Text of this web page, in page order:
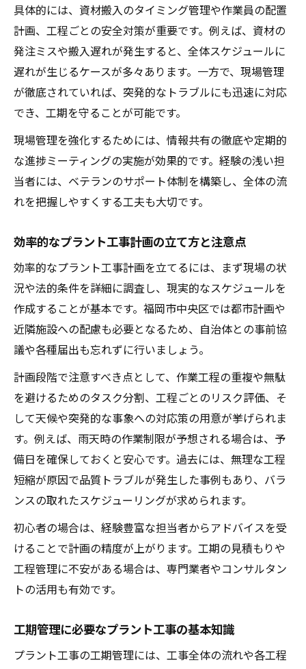
プラント工事で発生する課題別対策のポイ
ント
実務で役立つ工事進行管理テクニック
プラント工事で使える進行管理の実用テク
ニック
現場で役立つプラント工事進捗管理のコツ
実務で差がつくプラント工事の工期管理法
工事進行をスムーズにする管理ポイント
プラント工事現場で活きる進行管理技術
プラント工事の現場特性を工期設定に活か
す方法
現場ごとに変わるプラント工事工期の考え
方
工期設定で見落としがちなプラント工事注
意点
現場特性を踏まえたプラント工事計画術
プラント工事工期を最適化する現場分析の
重要性
具体的には、資材搬入のタイミング管理や作業員の配置
計画、工程ごとの安全対策が重要です。例えば、資材の
発注ミスや搬入遅れが発生すると、全体スケジュールに
遅れが生じるケースが多々あります。一方で、現場管理
が徹底されていれば、突発的なトラブルにも迅速に対応
でき、工期を守ることが可能です。
現場管理を強化するためには、情報共有の徹底や定期的
な進捗ミーティングの実施が効果的です。経験の浅い担
当者には、ベテランのサポート体制を構築し、全体の流
れを把握しやすくする工夫も大切です。
効率的なプラント工事計画の立て方と注意点
効率的なプラント工事計画を立てるには、まず現場の状
況や法的条件を詳細に調査し、現実的なスケジュールを
作成することが基本です。福岡市中央区では都市計画や
近隣施設への配慮も必要となるため、自治体との事前協
議や各種届出も忘れずに行いましょう。
計画段階で注意すべき点として、作業工程の重複や無駄
を避けるためのタスク分割、工程ごとのリスク評価、そ
して天候や突発的な事象への対応策の用意が挙げられま
す。例えば、雨天時の作業制限が予想される場合は、予
備日を確保しておくと安心です。過去には、無理な工程
短縮が原因で品質トラブルが発生した事例もあり、バラ
ンスの取れたスケジューリングが求められます。
初心者の場合は、経験豊富な担当者からアドバイスを受
けることで計画の精度が上がります。工期の見積もりや
工程管理に不安がある場合は、専門業者やコンサルタン
トの活用も有効です。
工期管理に必要なプラント工事の基本知識
プラント工事の工期管理には、工事全体の流れや各工程